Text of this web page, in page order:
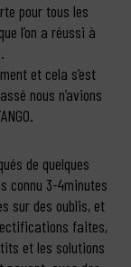
pour tous les
l’on a réussi à
et cela s’est
nous n’avions
de quelques
connu 3-4minutes
sur des oublis, et
faites,
et les solutions